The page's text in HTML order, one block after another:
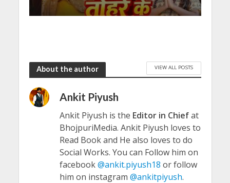
About the author VIEW ALL POSTS
Ankit Piyush
Ankit Piyush is the Editor in Chiefat
BhojpuriMedia. Ankit Piyush loves to
Read Book and He also loves to do
Social Works. You can Follow him on
facebook@ankit.piyush18 or follow
him on instagram @ankitpiyush.